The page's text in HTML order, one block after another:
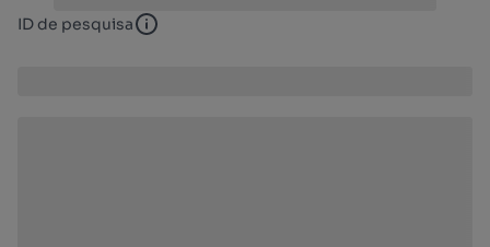
ID de pesquisa ID de pesquisa